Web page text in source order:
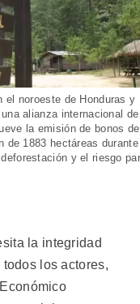
el noroeste de Honduras y
alianza internacional de
la emisión de bonos de
de 1883 hectáreas durante
y el riesgo
la integridad
los actores,